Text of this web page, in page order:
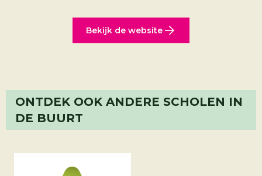
Bekijk de website
ONTDEK OOK ANDERE SCHOLEN IN
DE BUURT